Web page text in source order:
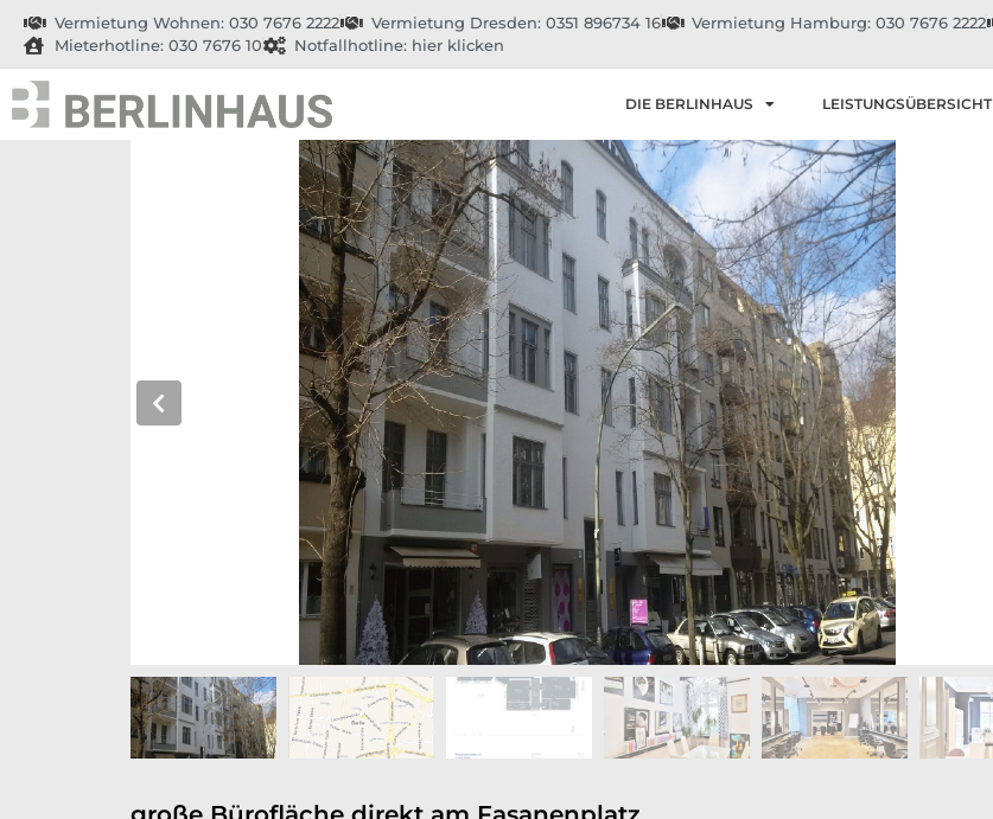
Vermietung Wohnen: 030 7676 2222 Vermietung Dresden: 0351 896734 16 Vermietung Hamburg: 030 7676 2222
Mieterhotline: 030 7676 10
Notfallhotline: hier klicken
DIE BERLINHAUS LEISTUNGSÜBERSICHT